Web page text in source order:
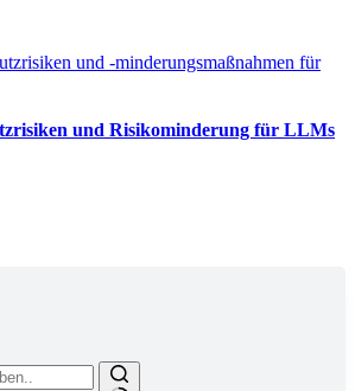
und Risikominderung für LLMs